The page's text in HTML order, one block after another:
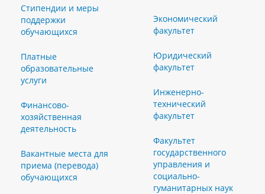
Стипендии и меры
поддержки
обучающихся
Платные
образовательные
услуги
Финансово-
хозяйственная
деятельность
Вакантные места для
приема (перевода)
обучающихся
Экономический
факультет
Юридический
факультет
Инженерно-
технический
факультет
Факультет
государственного
управления и
социально-
гуманитарных наук